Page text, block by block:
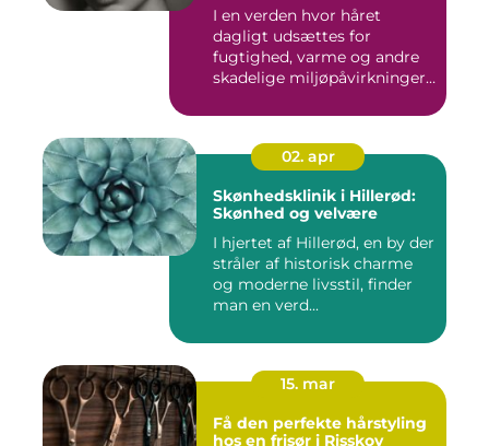
I en verden hvor håret
dagligt udsættes for
fugtighed, varme og andre
skadelige miljøpåvirkninger,
02. apr
Skønhedsklinik i Hillerød:
Skønhed og velvære
I hjertet af Hillerød, en by der
stråler af historisk charme
og moderne livsstil, finder
man en verd...
15. mar
Få den perfekte hårstyling
hos en frisør i Risskov